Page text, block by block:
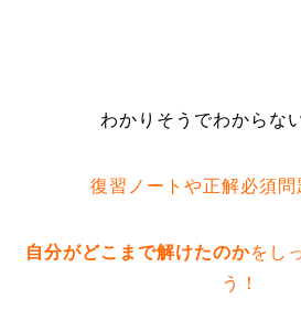
わかりそうでわからな
復習ノートや正解必須問
自分がどこまで解けたのかをし
う！